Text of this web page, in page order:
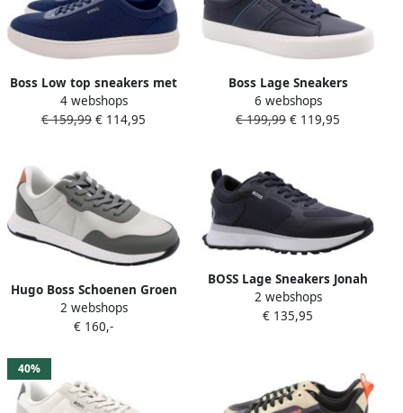
Boss Low top sneakers met
echt leer-garnering model
'Kieran_Tenn_knal'
4 webshops
€ 159,99 € 114,95
Boss Lage Sneakers
Titanium Runn Trainers
Dark Blue
6 webshops
€ 199,99 € 119,95
Hugo Boss Schoenen Groen
Heren
2 webshops
€ 160,-
BOSS Lage Sneakers Jonah
Runn Maat: 44 Materiaal:
Textiel Kleur: Blauw
2 webshops
€ 135,95
40%